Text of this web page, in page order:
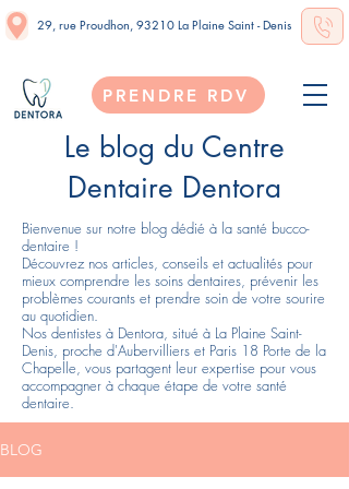
PRENDRE RDV
29, rue Proudhon, 93210 La Plaine Saint - Denis
Le blog du Centre
Dentaire Dentora
Bienvenue sur notre blog dédié à la santé bucco-
dentaire !
Découvrez nos articles, conseils et actualités pour
mieux comprendre les soins dentaires, prévenir les
problèmes courants et prendre soin de votre sourire
au quotidien.
Nos dentistes à Dentora, situé à La Plaine Saint-
Denis, proche d'Aubervilliers et Paris 18 Porte de la
Chapelle, vous partagent leur expertise pour vous
accompagner à chaque étape de votre santé
dentaire.
BLOG